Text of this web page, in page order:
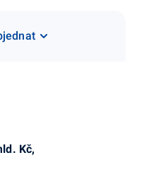
Kč,